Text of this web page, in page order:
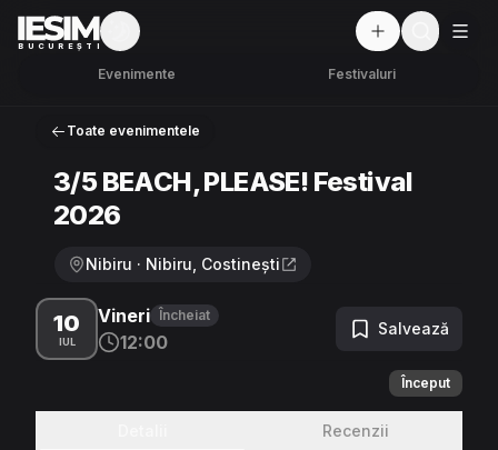
BUCUREȘTI Mod întunecat
Evenimente Festivaluri
Toate evenimentele
3/5 BEACH, PLEASE! Festival
2026
Nibiru · Nibiru, Costinești
10
IUL
Vineri Încheiat
12:00
Salvează
Început
Recenzii